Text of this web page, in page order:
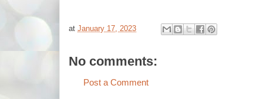
at January 17, 2023
No comments:
Post a Comment